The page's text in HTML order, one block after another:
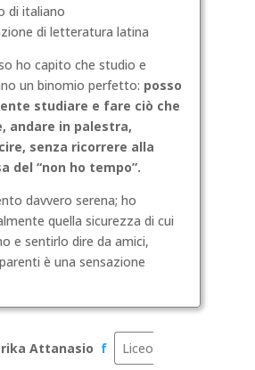
di italiano
di letteratura latina
ho capito che studio e
un binomio perfetto: posso
studiare e fare ciò che
andare in palestra,
senza ricorrere alla
del “non ho tempo”.
davvero serena; ho
quella sicurezza di cui
e sentirlo dire da amici,
è una sensazione
Attanasio f Liceo